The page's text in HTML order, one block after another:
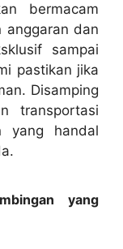
bermacam
anggaran dan
sampai
pastikan jika
Disamping
transportasi
yang handal
yang